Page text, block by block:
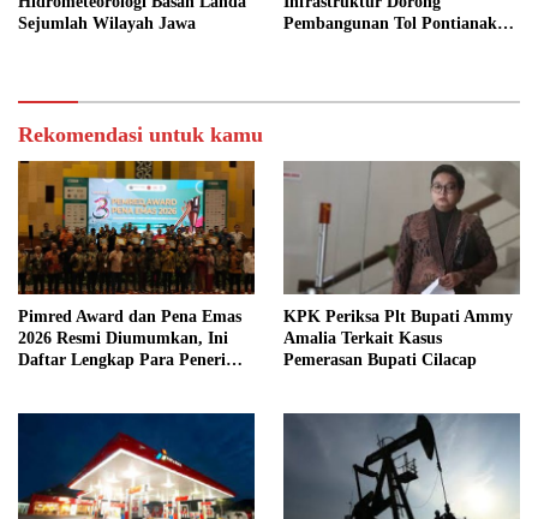
Sejumlah Wilayah Jawa
Pembangunan Tol Pontianak
Rekomendasi untuk kamu
Pimred Award dan Pena Emas
2026 Resmi Diumumkan, Ini
Daftar Lengkap Para Penerima
KPK Periksa Plt Bupati Ammy
Amalia Terkait Kasus
Pemerasan Bupati Cilacap